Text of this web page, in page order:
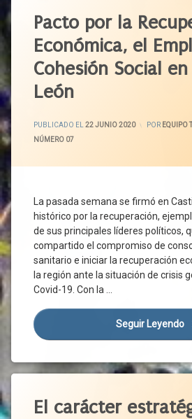
Pacto por la
Económica, el
Cohesión Social
León
PUBLICADO EL 22 JUNIO 2020 POR EQUIPO
CATEGORÍAS:
NÚMERO 07
La pasada semana se firmó en
histórico por la recuperación,
de sus principales líderes políticos,
compartido el compromiso de
sanitario e iniciar la recuperación
la región ante la situación de crisis
Covid-19. Con la …
Seguir Leyendo
Atención
Residencial
Autónomos
Blog
Castilla
Y León
Ciudadanos
Covid-
Crisis
Económica
Crisis
Sanitaria
Dependencia
Diálogo
Social
Ejemplaridad
Empleo
El carácter
Abastecimiento